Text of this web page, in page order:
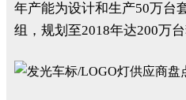
年产能为设计和生产50万台
组，规划至2018年达200万台